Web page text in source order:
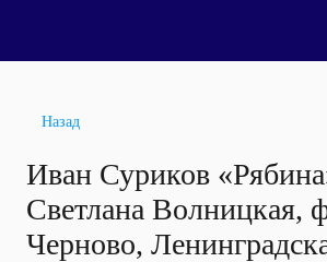
Назад
Иван Суриков
Светлана Волницкая,
Черново,